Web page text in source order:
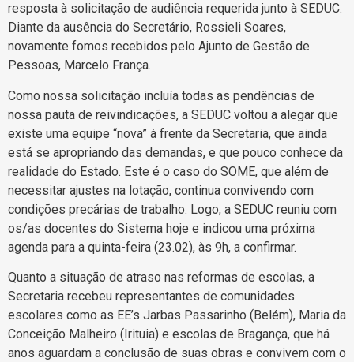
resposta à solicitação de audiência requerida junto à SEDUC.
Diante da ausência do Secretário, Rossieli Soares,
novamente fomos recebidos pelo Ajunto de Gestão de
Pessoas, Marcelo França.
Como nossa solicitação incluía todas as pendências de
nossa pauta de reivindicações, a SEDUC voltou a alegar que
existe uma equipe “nova” à frente da Secretaria, que ainda
está se apropriando das demandas, e que pouco conhece da
realidade do Estado. Este é o caso do SOME, que além de
necessitar ajustes na lotação, continua convivendo com
condições precárias de trabalho. Logo, a SEDUC reuniu com
os/as docentes do Sistema hoje e indicou uma próxima
agenda para a quinta-feira (23.02), às 9h, a confirmar.
Quanto a situação de atraso nas reformas de escolas, a
Secretaria recebeu representantes de comunidades
escolares como as EE’s Jarbas Passarinho (Belém), Maria da
Conceição Malheiro (Irituia) e escolas de Bragança, que há
anos aguardam a conclusão de suas obras e convivem com o